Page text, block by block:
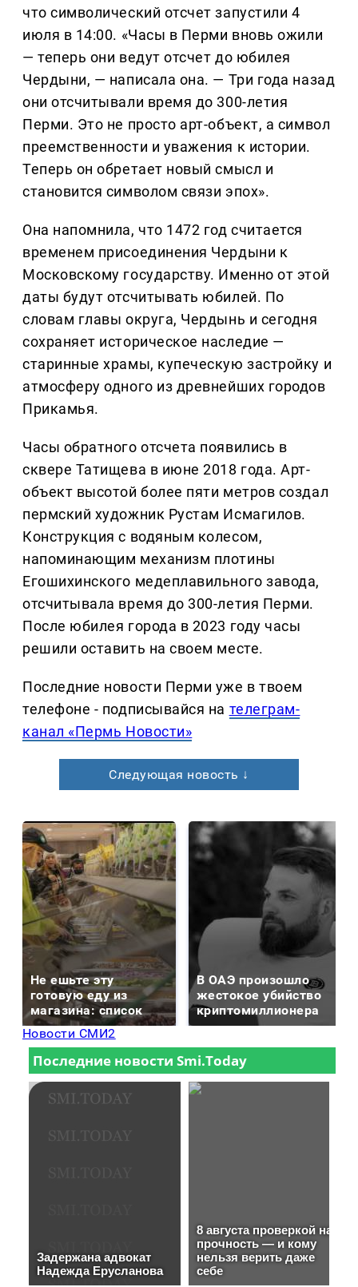
что символический отсчет запустили 4
июля в 14:00. «Часы в Перми вновь ожили
— теперь они ведут отсчет до юбилея
Чердыни, — написала она. — Три года назад
они отсчитывали время до 300-летия
Перми. Это не просто арт-объект, а символ
преемственности и уважения к истории.
Теперь он обретает новый смысл и
становится символом связи эпох».
Она напомнила, что 1472 год считается
временем присоединения Чердыни к
Московскому государству. Именно от этой
даты будут отсчитывать юбилей. По
словам главы округа, Чердынь и сегодня
сохраняет историческое наследие —
старинные храмы, купеческую застройку и
атмосферу одного из древнейших городов
Прикамья.
Часы обратного отсчета появились в
сквере Татищева в июне 2018 года. Арт-
объект высотой более пяти метров создал
пермский художник Рустам Исмагилов.
Конструкция с водяным колесом,
напоминающим механизм плотины
Егошихинского медеплавильного завода,
отсчитывала время до 300-летия Перми.
После юбилея города в 2023 году часы
решили оставить на своем месте.
Последние новости Перми уже в твоем
телефоне - подписывайся на телеграм-
канал «Пермь Новости»
Следующая новость ↓
Не ешьте эту
готовую еду из
магазина: список
В ОАЭ произошло
жестокое убийство
криптомиллионера
Новости СМИ2